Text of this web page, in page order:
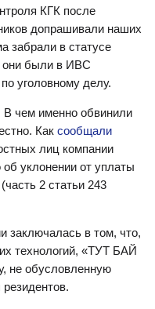
КГК после
допрашивали наших
забрали в статусе
они были в ИВС
уголовному делу.
В чем именно обвинили
Как сообщали
лиц компании
уклонении от уплаты
2 статьи 243
заключалась в том, что,
технологий, «ТУТ БАЙ
не обусловленную